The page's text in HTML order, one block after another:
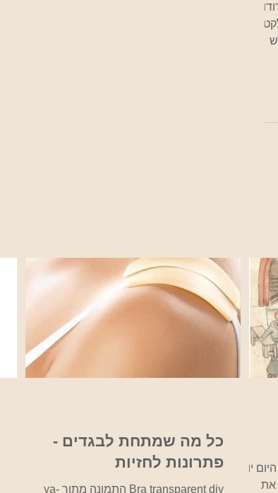
דודו
יום,
את
כל מה שמתחת לבגדים -
פתרונות לחזיות
Bra transparent diy התמונה מתוך ya-